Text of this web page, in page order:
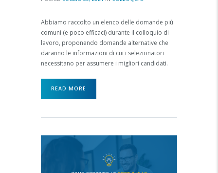
Abbiamo raccolto un elenco delle domande più
comuni (e poco efficaci) durante il colloquio di
lavoro, proponendo domande alternative che
daranno le informazioni di cui i selezionatori
necessitano per assumere i migliori candidati.
READ MORE